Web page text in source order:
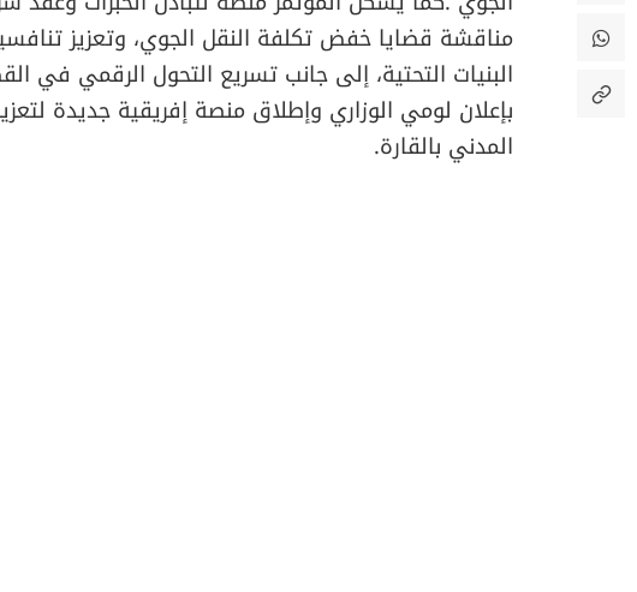
مناقشة قضايا خفض تكلفة النقل الجوي، وتعزيز
البنيات التحتية، إلى جانب تسريع التحول الرقمي في
بإعلان لومي الوزاري وإطلاق منصة إفريقية جديدة
المدني بالقارة.